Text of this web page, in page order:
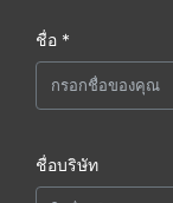
ชื่อ *
ชื่อบริษัท